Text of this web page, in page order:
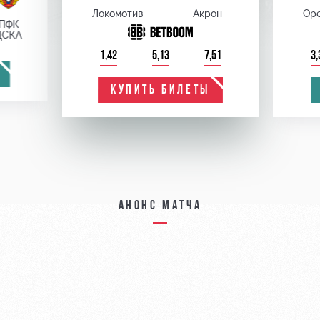
Локомотив Акрон
1,42 5,13 7,51
КУПИТЬ БИЛЕТЫ
Анонс матча